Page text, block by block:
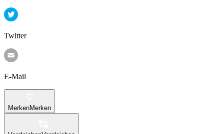
Twitter
E-Mail
MerkenMerken